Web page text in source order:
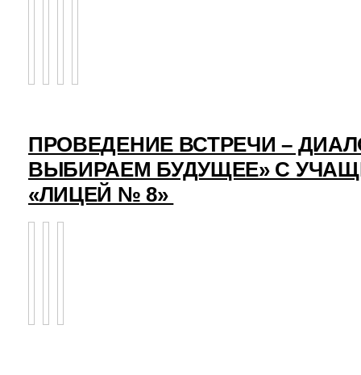
ПРОВЕДЕНИЕ ВСТРЕЧИ –
ВЫБИРАЕМ БУДУЩЕЕ» С
«ЛИЦЕЙ № 8»